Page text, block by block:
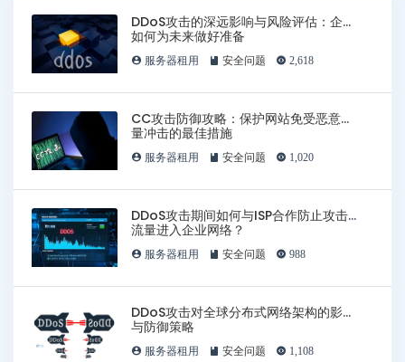
DDoS攻击的深远影响与风险评估：企业
如何为未来做好准备
服务器租用 安全问题 2,618
CC攻击防御攻略：保护网站免受恶意流
量冲击的最佳措施
服务器租用 安全问题 1,020
DDoS攻击期间如何与ISP合作防止攻击
流量进入企业网络？
服务器租用 安全问题 988
DDoS攻击对全球分布式网络架构的影响
与防御策略
服务器租用 安全问题 1,108